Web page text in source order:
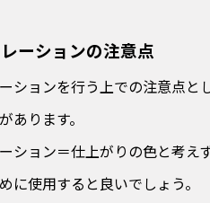
ーションの注意点
ションを行う上での注意点
あります。
ション＝仕上がりの色と考
に使用すると良いでしょう。